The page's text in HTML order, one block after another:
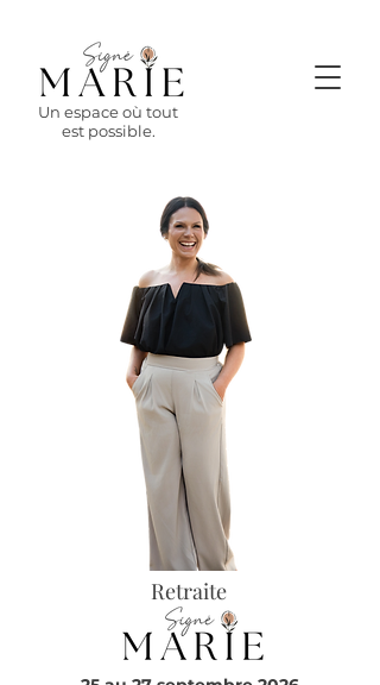
Un espace où tout
est possible.
Retraite